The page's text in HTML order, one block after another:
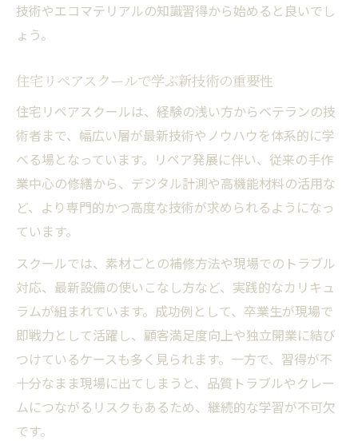
技術やエコマテリアルの知識習得から始めると良いでし
ょう。
住宅リペアスクールで学ぶ新技術の重要性
住宅リペアスクールは、経験の浅い方からベテランの技
術者まで、幅広い層が最新技術やノウハウを体系的に学
べる場となっています。リペア発展に伴い、従来の手作
業中心の修繕から、デジタル計測や高機能材料の活用な
ど、より専門的かつ高度な技術が求められるようになっ
ています。
スクールでは、素材ごとの補修方法や現場でのトラブル
対応、最新設備の使いこなし方など、実践的なカリキュ
ラムが組まれています。成功例として、卒業生が現場で
即戦力として活躍し、顧客満足度向上や独立開業に結び
つけているケースも多く見られます。一方で、習得が不
十分なまま現場に出てしまうと、品質トラブルやクレー
ムにつながるリスクもあるため、継続的な学習が不可欠
です。